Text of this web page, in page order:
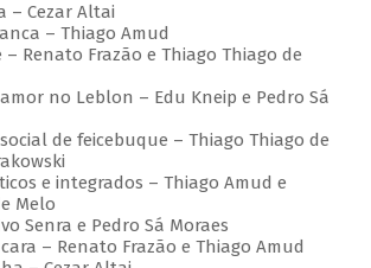
Cezar Altai
– Thiago Amud
Frazão e Thiago Thiago de
no Leblon – Edu Kneip e Pedro Sá
de feicebuque – Thiago Thiago de
e integrados – Thiago Amud e
Melo
e Pedro Sá Moraes
– Renato Frazão e Thiago Amud